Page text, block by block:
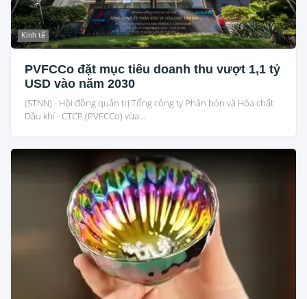
Kinh tế
PVFCCo đặt mục tiêu doanh thu vượt 1,1 tỷ
USD vào năm 2030
(STNN) - Hội đồng quản trị Tổng công ty Phân bón và Hóa chất
Dầu khí - CTCP (PVFCCo) vừa...